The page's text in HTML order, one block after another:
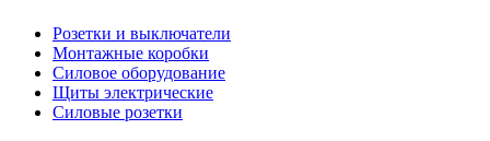
Розетки и выключатели
Монтажные коробки
Силовое оборудование
Щиты электрические
Силовые розетки